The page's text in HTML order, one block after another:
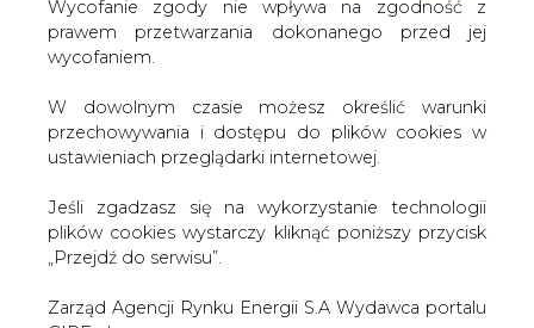
Agencji Rynku Energii S.A z siedzibą w
Warszawie.
Więcej informacji dotyczących przetwarzania
przez nas Państwa danych osobowych, w tym
informacje o przysługujących Państwu
prawach, znajduje się w
polityce prywatności.